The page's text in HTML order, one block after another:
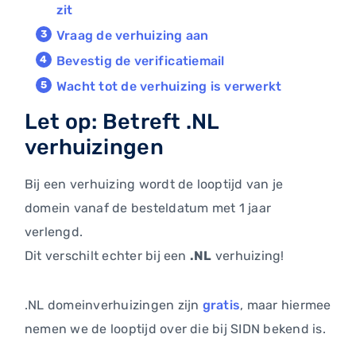
zit
Vraag de verhuizing aan
Bevestig de verificatiemail
Wacht tot de verhuizing is verwerkt
Let op: Betreft .NL
verhuizingen
Bij een verhuizing wordt de looptijd van je
domein vanaf de besteldatum met 1 jaar
verlengd.
Dit verschilt echter bij een .NL verhuizing!
.NL domeinverhuizingen zijn gratis, maar hiermee
nemen we de looptijd over die bij SIDN bekend is.